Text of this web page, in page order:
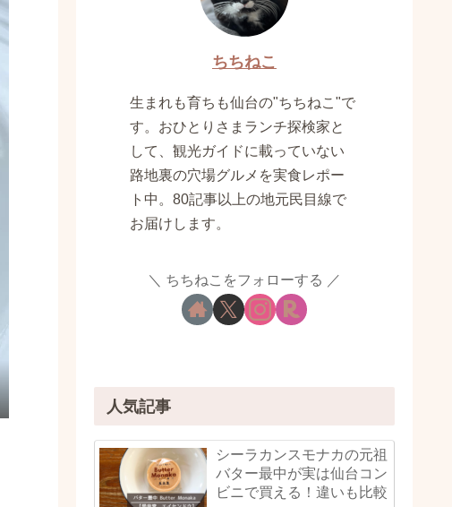
ちちねこ
生まれも育ちも仙台の"ちちねこ"で
す。おひとりさまランチ探検家と
して、観光ガイドに載っていない
路地裏の穴場グルメを実食レポー
ト中。80記事以上の地元民目線で
お届けします。
ちちねこをフォローする
人気記事
シーラカンスモナカの元祖
バター最中が実は仙台コン
ビニで買える！違いも比較